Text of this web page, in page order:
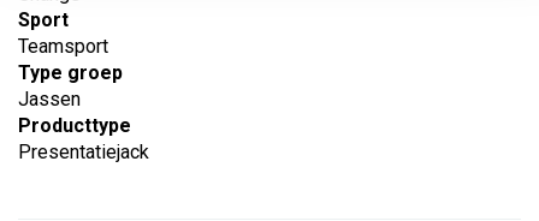
Sport
Teamsport
Type groep
Jassen
Producttype
Presentatiejack